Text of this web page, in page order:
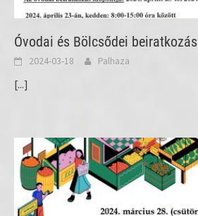
Óvodai és Bölcsődei
2024-03-18 Palhaza
[...]